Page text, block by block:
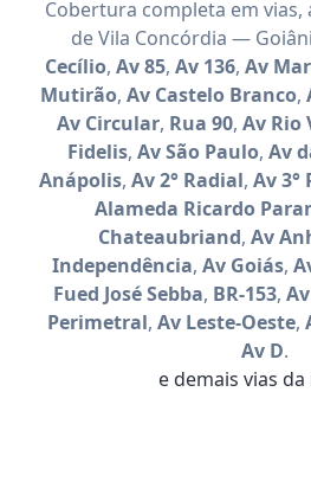
Cobertura completa em vias,
de Vila Concórdia —
Cecílio, Av 85, Av 136, Av
Mutirão, Av Castelo Branco,
Av Circular, Rua 90, Av Rio
Fidelis, Av São Paulo, Av
Anápolis, Av 2° Radial, Av 3°
Alameda Ricardo
Chateaubriand, Av
Independência, Av Goiás,
Fued José Sebba, BR-153,
Perimetral, Av Leste-Oeste,
Av D.
e demais vias